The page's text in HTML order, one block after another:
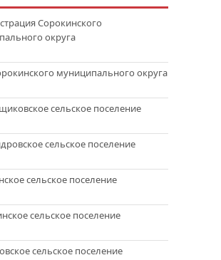
Сорокинского
округа
муниципального округа
сельское поселение
сельское поселение
сельское поселение
сельское поселение
сельское поселение